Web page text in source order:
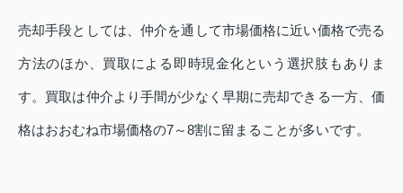
売却手段としては、仲介を通して市場価格に近い価格で売る
方法のほか、買取による即時現金化という選択肢もありま
す。買取は仲介より手間が少なく早期に売却できる一方、価
格はおおむね市場価格の7～8割に留まることが多いです。